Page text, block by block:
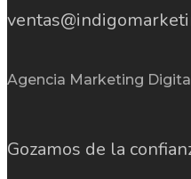
Agencia Marketing
Gozamos de la